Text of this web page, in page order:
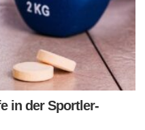
in der Sportler-